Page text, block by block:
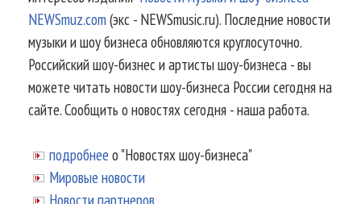
NEWSmuz.com(экс - NEWSmusic.ru). Последние новости
музыки и шоу бизнеса обновляются круглосуточно.
Российский шоу-бизнес и артисты шоу-бизнеса - вы
можете читать новости шоу-бизнеса России сегодня на
сайте. Сообщить о новостях сегодня - наша работа.
подробнее о "Новостях шоу-бизнеса"
Мировые новости
Новости партнеров